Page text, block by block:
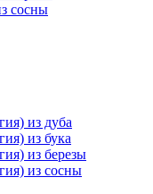
сосны
из дуба
из бука
из березы
из сосны